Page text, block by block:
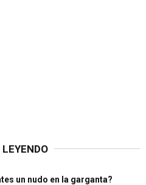
un nudo en la garganta?